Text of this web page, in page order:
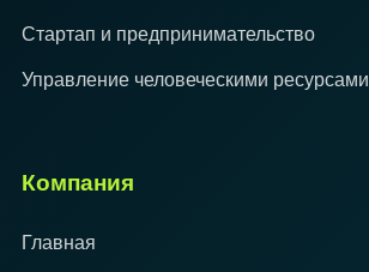
Стартап и предпринимательство
Управление человеческими ресурсами
Компания
Главная